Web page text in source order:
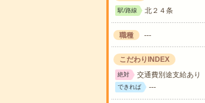
駅/路線 北２４条
職種 ---
こだわりINDEX
絶対 交通費別途支給あり
できれば ---